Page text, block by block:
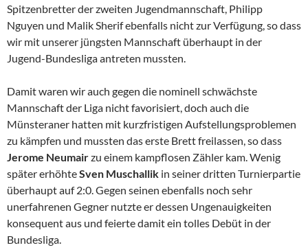
Spitzenbretter der zweiten Jugendmannschaft, Philipp
Nguyen und Malik Sherif ebenfalls nicht zur Verfügung, so dass
wir mit unserer jüngsten Mannschaft überhaupt in der
Jugend-Bundesliga antreten mussten.
Damit waren wir auch gegen die nominell schwächste
Mannschaft der Liga nicht favorisiert, doch auch die
Münsteraner hatten mit kurzfristigen Aufstellungsproblemen
zu kämpfen und mussten das erste Brett freilassen, so dass
Jerome Neumairzu einem kampflosen Zähler kam. Wenig
später erhöhteSven Muschallik in seiner dritten Turnierpartie
überhaupt auf 2:0. Gegen seinen ebenfalls noch sehr
unerfahrenen Gegner nutzte er dessen Ungenauigkeiten
konsequent aus und feierte damit ein tolles Debüt in der
Bundesliga.